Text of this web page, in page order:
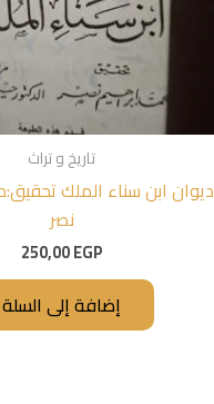
تاريخ و تراث
ديوان ابن سناء الملك
نصر
250,00EGP
إضافة إلى السلة